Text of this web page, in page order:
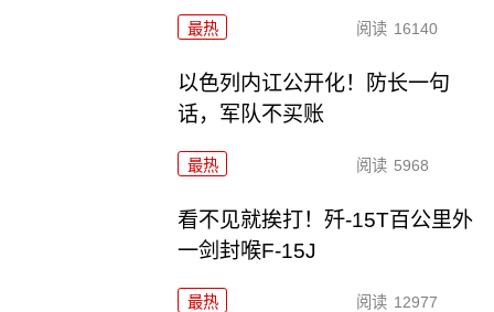
最热 阅读 16140
以色列内讧公开化！防长一句
话，军队不买账
最热 阅读 5968
看不见就挨打！歼-15T百公里外
一剑封喉F-15J
最热 阅读 12977